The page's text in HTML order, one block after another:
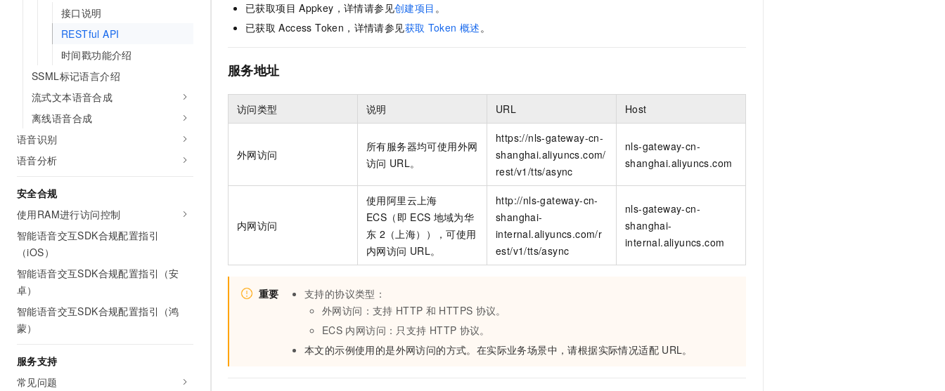
接口说明
RESTful API
时间戳功能介绍
SSML标记语言介绍
流式文本语音合成
离线语音合成
语音识别
语音分析
安全合规
使用RAM进行访问控制
智能语音交互SDK合规配置指引
（iOS）
智能语音交互SDK合规配置指引（安
卓）
智能语音交互SDK合规配置指引（鸿
蒙）
服务支持
常见问题
已获取项目 Appkey，详情请参见创建项目 。
已获取 Access Token，详情请参见获取 Token 概述。
服务地址
访问类型 说明 URL Host
外网访问
所有服务器均可使用外网
访问 URL。
https://nls-gateway-cn-
shanghai.aliyuncs.com/
rest/v1/tts/async
nls-gateway-cn-
shanghai.aliyuncs.com
内网访问
使用阿里云上海
ECS（即 ECS 地域为华
东 2（上海）），可使用
内网访问 URL。
http://nls-gateway-cn-
shanghai-
internal.aliyuncs.com/r
est/v1/tts/async
nls-gateway-cn-
shanghai-
internal.aliyuncs.com
重要
支持的协议类型：
外网访问：支持 HTTP 和 HTTPS 协议。
ECS 内网访问：只支持 HTTP 协议。
本文的示例使用的是外网访问的方式。在实际业务场景中，请根据实际情况适配 URL。
依托云原生高可用架构,实现Dify私有化部署
迁移与运维管理
专有云